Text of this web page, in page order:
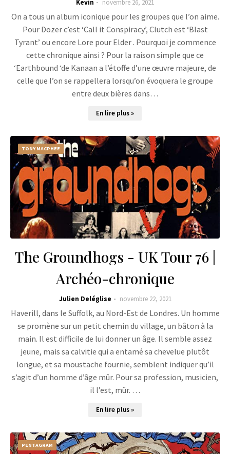
Kevin novembre 26, 2021
On a tous un album iconique pour les groupes que l’on aime.
Pour Dozer c’est ‘Call it Conspiracy’, Clutch est ‘Blast
Tyrant’ ou encore Lore pour Elder . Pourquoi je commence
cette chronique ainsi ? Pour la raison simple que ce
‘Earthbound ‘de Kanaan a l’étoffe d’une œuvre majeure, de
celle que l’on se rappellera lorsqu’on évoquera le groupe
entre deux bières dans…
En lire plus »
TONY MACPHEE
The Groundhogs - UK Tour 76 |
Archéo-chronique
Julien Deléglise novembre 22, 2021
Haverill, dans le Suffolk, au Nord-Est de Londres. Un homme
se promène sur un petit chemin du village, un bâton à la
main. Il est difficile de lui donner un âge. Il semble assez
jeune, mais sa calvitie qui a entamé sa chevelue plutôt
longue, et sa moustache fournie, semblent indiquer qu’il
s’agit d’un homme d’âge mûr. Pour sa profession, musicien,
il l’est, mûr. …
En lire plus »
PENTAGRAM